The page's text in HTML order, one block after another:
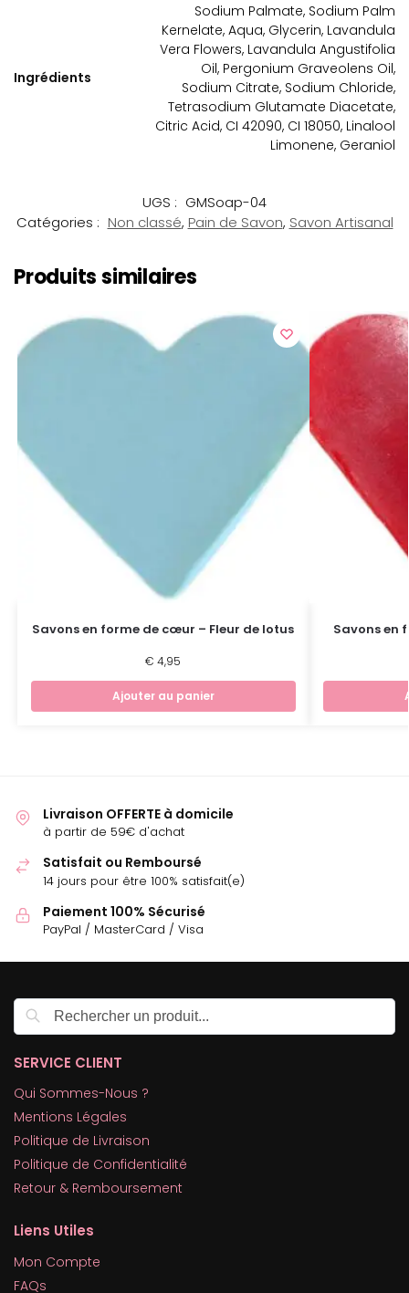
Ingrédients
Sodium Palmate, Sodium Palm
Kernelate, Aqua, Glycerin, Lavandula
Vera Flowers, Lavandula Angustifolia
Oil, Pergonium Graveolens Oil,
Sodium Citrate, Sodium Chloride,
Tetrasodium Glutamate Diacetate,
Citric Acid, CI 42090, CI 18050, Linalool
Limonene, Geraniol
UGS : GMSoap-04
Catégories : Non classé, Pain de Savon, Savon Artisanal
Produits similaires
Savons en forme de cœur – Fleur de lotus
€ 4,95
Ajouter au panier
Savons en
Livraison OFFERTE à domicile
à partir de 59€ d'achat
Satisfait ou Remboursé
14 jours pour être 100% satisfait(e)
Paiement 100% Sécurisé
PayPal / MasterCard / Visa
SERVICE CLIENT
Qui Sommes-Nous ?
Mentions Légales
Politique de Livraison
Politique de Confidentialité
Retour & Remboursement
Liens Utiles
Mon Compte
FAQs